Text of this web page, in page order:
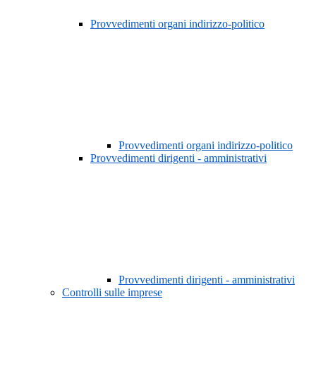
Provvedimenti organi indirizzo-politico
Provvedimenti organi indirizzo-politico
Provvedimenti dirigenti - amministrativi
Provvedimenti dirigenti - amministrativi
Controlli sulle imprese